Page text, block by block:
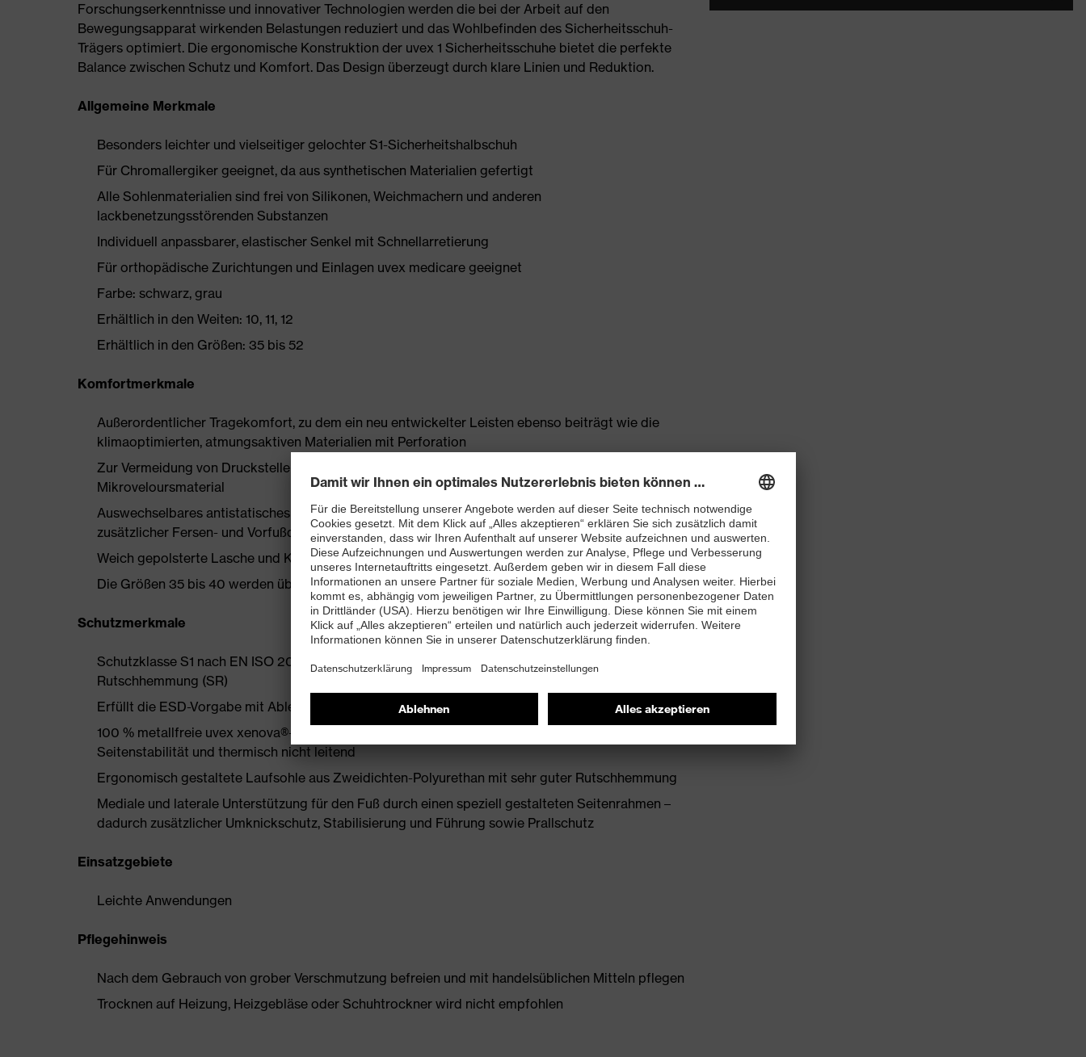
Forschungserkenntnisse und innovativer Technologien werden die bei der Arbeit auf den
Bewegungsapparat wirkenden Belastungen reduziert und das Wohlbefinden des Sicherheitsschuh-
Trägers optimiert. Die ergonomische Konstruktion der uvex 1 Sicherheitsschuhe bietet die perfekte
Balance zwischen Schutz und Komfort. Das Design überzeugt durch klare Linien und Reduktion.
Allgemeine Merkmale
Besonders leichter und vielseitiger gelochter S1-Sicherheitshalbschuh
Für Chromallergiker geeignet, da aus synthetischen Materialien gefertigt
Alle Sohlenmaterialien sind frei von Silikonen, Weichmachern und anderen
lackbenetzungsstörenden Substanzen
Individuell anpassbarer, elastischer Senkel mit Schnellarretierung
Für orthopädische Zurichtungen und Einlagen uvex medicare geeignet
Farbe: schwarz, grau
Erhältlich in den Weiten: 10, 11, 12
Erhältlich in den Größen: 35 bis 52
Komfortmerkmale
Außerordentlicher Tragekomfort, zu dem ein neu entwickelter Leisten ebenso beiträgt wie die
klimaoptimierten, atmungsaktiven Materialien mit Perforation
Zur Vermeidung von Druckstellen nahezu nahtfreie Schaftkonstruktion aus Hightech-
Mikroveloursmaterial
Auswechselbares antistatisches Komfortfußbett mit Feuchtigkeitstransportsystem und
zusätzlicher Fersen- und Vorfußdämpfung
Weich gepolsterte Lasche und Kragen
Die Größen 35 bis 40 werden über einen Damenleisten hergestellt
Schutzmerkmale
Schutzklasse S1 nach EN ISO 20345:2022 + A1:2024 mit Zusatzkennzeichnung für sehr gute
Rutschhemmung (SR)
Erfüllt die ESD-Vorgabe mit Ableitwiderstand kleiner 100 Megaohm
100 % metallfreie uvex xenova®-Zehenschutzkappe – kompakt, anatomisch geformt, mit guter
Seitenstabilität und thermisch nicht leitend
Ergonomisch gestaltete Laufsohle aus Zweidichten-Polyurethan mit sehr guter Rutschhemmung
Mediale und laterale Unterstützung für den Fuß durch einen speziell gestalteten Seitenrahmen –
dadurch zusätzlicher Umknickschutz, Stabilisierung und Führung sowie Prallschutz
Einsatzgebiete
Leichte Anwendungen
Pflegehinweis
Nach dem Gebrauch von grober Verschmutzung befreien und mit handelsüblichen Mitteln pflegen
Trocknen auf Heizung, Heizgebläse oder Schuhtrockner wird nicht empfohlen